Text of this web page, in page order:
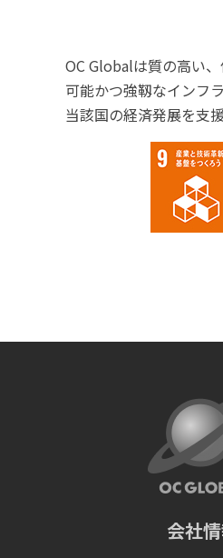
OC Globalは質の高い
可能かつ強靱なインフ
当該国の経済発展を支
会社